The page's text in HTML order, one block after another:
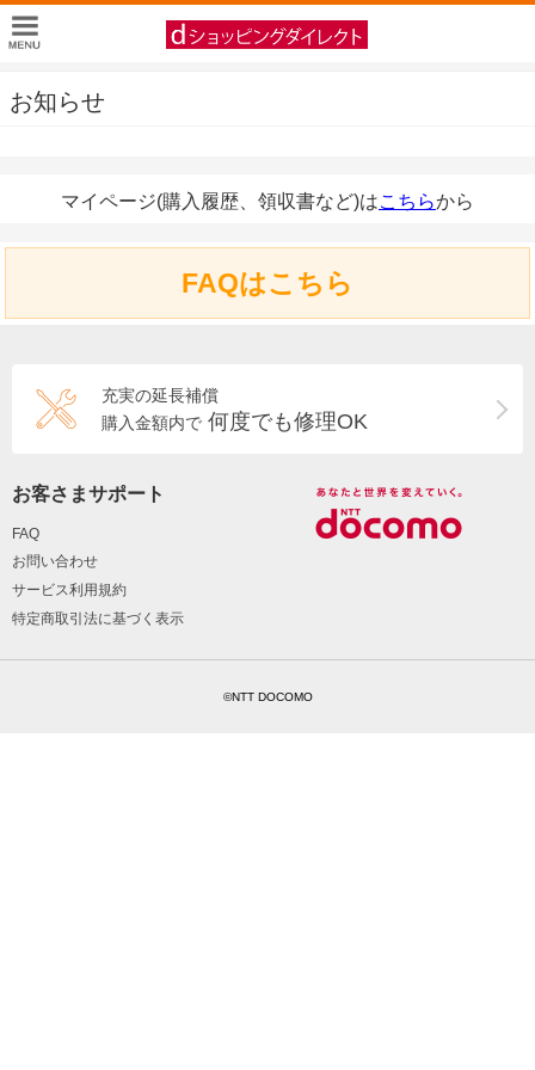
お知らせ
マイページ(購入履歴、領収書など)はこちらから
FAQはこちら
充実の延長補償
購入金額内で 何度でも修理OK
お客さまサポート
FAQ
お問い合わせ
サービス利用規約
特定商取引法に基づく表示
©NTT DOCOMO